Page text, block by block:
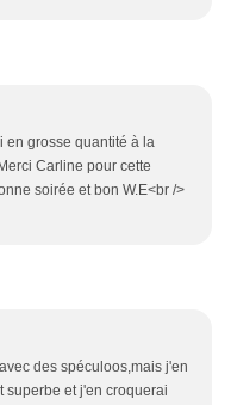
en grosse quantité à la
Carline pour cette
soirée et bon W.E<br />
des spéculoos,mais j'en
superbe et j'en croquerai